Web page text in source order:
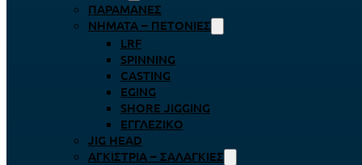
ΠΑΡΑΜΆΝΕΣ
ΝΉΜΑΤΑ – ΠΕΤΟΝΙΈΣ
LRF
SPINNING
CASTING
EGING
SHORE JIGGING
ΕΓΓΛΈΖΙΚΟ
JIG HEAD
ΑΓΚΊΣΤΡΙΑ – ΣΑΛΑΓΚΙΈΣ